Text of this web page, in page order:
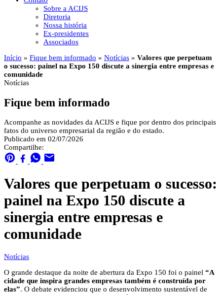
Sobre a ACIJS
Diretoria
Nossa história
Ex-presidentes
Associados
Início » Fique bem informado » Notícias » Valores que perpetuam
o sucesso: painel na Expo 150 discute a sinergia entre empresas e
comunidade
Notícias
Fique bem informado
Acompanhe as novidades da ACIJS e fique por dentro dos principais
fatos do universo empresarial da região e do estado.
Publicado em 02/07/2026
Compartilhe:
Valores que perpetuam o sucesso:
painel na Expo 150 discute a
sinergia entre empresas e
comunidade
Notícias
O grande destaque da noite de abertura da Expo 150 foi o painel “A
cidade que inspira grandes empresas também é construída por
elas”. O debate evidenciou que o desenvolvimento sustentável de